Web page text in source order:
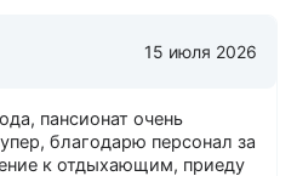
15 июля 2026
пансионат очень
благодарю персонал за
к отдыхающим, приеду